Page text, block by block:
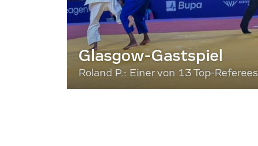
Glasgow-Gastspiel
Roland P.: Einer von 13 Top-Referees